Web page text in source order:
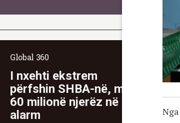
Nga
Global 360
I nxehti ekstrem
përfshin SHBA-në, mbi
60 milionë njerëz në
alarm